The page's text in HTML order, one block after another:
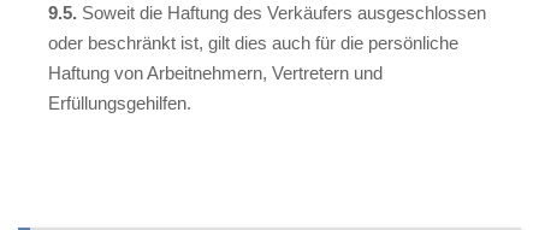
9.5. Soweit die Haftung des Verkäufers ausgeschlossen
oder beschränkt ist, gilt dies auch für die persönliche
Haftung von Arbeitnehmern, Vertretern und
Erfüllungsgehilfen.